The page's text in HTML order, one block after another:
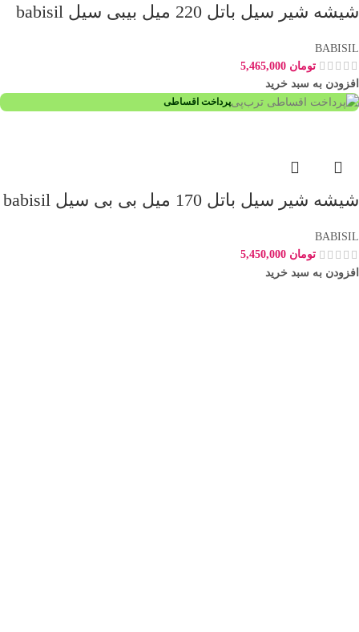
شيشه شير سيل باتل 220 ميل بیبی سیل babisil
BABISIL
تومان
افزودن به سبد خرید
پرداخت اقساطی
شیشه شیر سیل باتل 170 میل بی بی سیل babisil
BABISIL
تومان
افزودن به سبد خرید